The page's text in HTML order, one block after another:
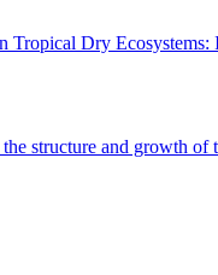
Dry Ecosystems:
structure and growth of